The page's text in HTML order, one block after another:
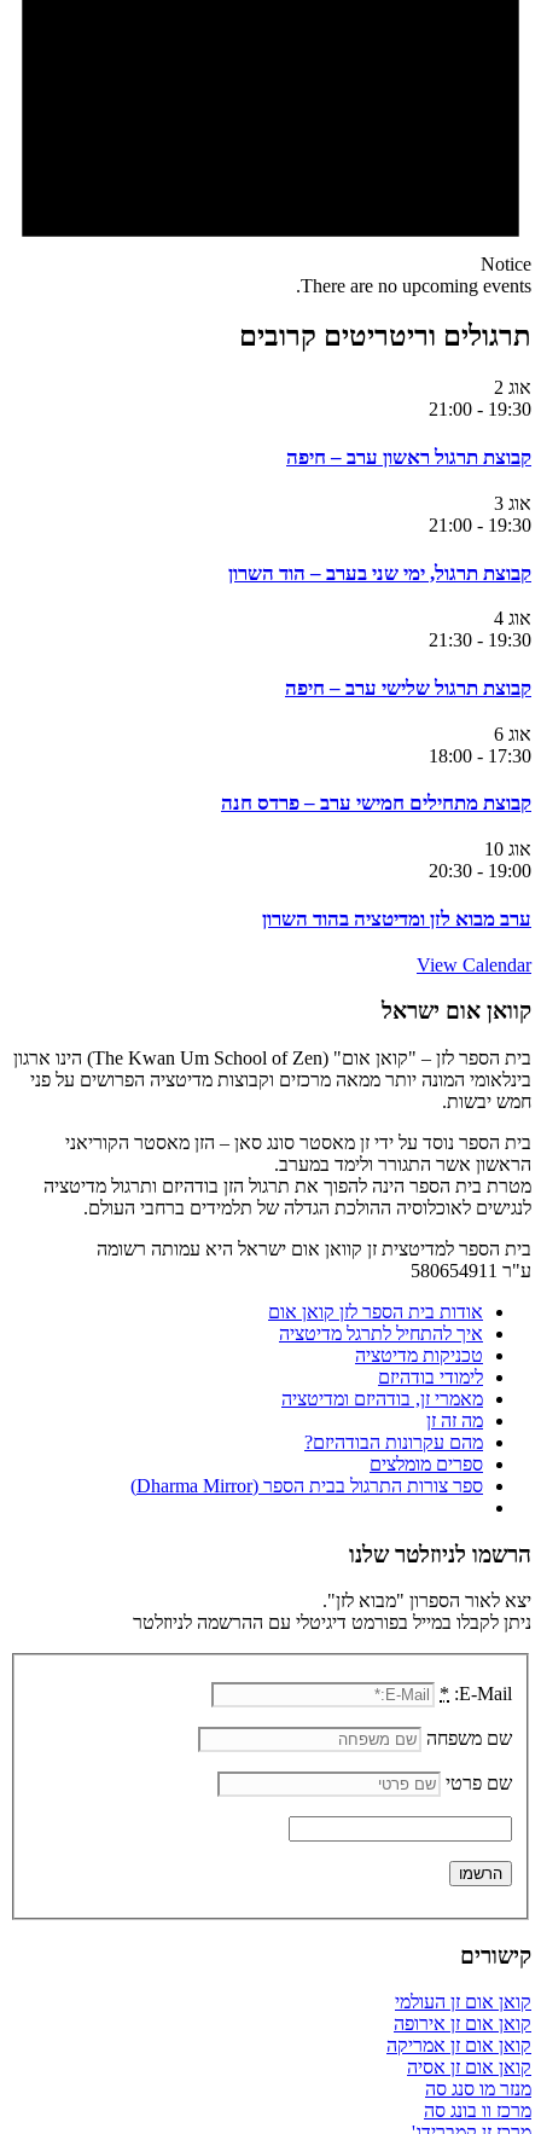
Notice
There are no upcoming events.
תרגולים וריטריטים קרובים
אוג 2
19:30
-
21:00
קבוצת תרגול ראשון ערב – חיפה
אוג 3
19:30
-
21:00
קבוצת תרגול, ימי שני בערב – הוד השרון
אוג 4
19:30
-
21:30
קבוצת תרגול שלישי ערב – חיפה
אוג 6
17:30
-
18:00
קבוצת מתחילים חמישי ערב – פרדס חנה
אוג 10
19:00
-
20:30
ערב מבוא לזן ומדיטציה בהוד השרון
View Calendar
קוואן אום ישראל
בית הספר לזן – "קואן אום" (The Kwan Um School of Zen) הינו ארגון
בינלאומי המונה יותר ממאה מרכזים וקבוצות מדיטציה הפרושים על פני
חמש יבשות.
בית הספר נוסד על ידי זן מאסטר סונג סאן – הזן מאסטר הקוריאני
הראשון אשר התגורר ולימד במערב.
מטרת בית הספר הינה להפוך את תרגול הזן בודהיזם ותרגול מדיטציה
לנגישים לאוכלוסיה ההולכת הגדלה של תלמידים ברחבי העולם.
בית הספר למדיטצית זן קוואן אום ישראל היא עמותה רשומה
ע"ר 580654911
אודות בית הספר לזן קואן אום
איך להתחיל לתרגל מדיטציה
טכניקות מדיטציה
לימודי בודהיזם
מאמרי זן, בודהיזם ומדיטציה
מה זה זן
מהם עקרונות הבודהיזם?
ספרים מומלצים
ספר צורות התרגול בבית הספר (Dharma Mirror)
הרשמו לניוזלטר שלנו
יצא לאור הספרון "מבוא לזן".
ניתן לקבלו במייל בפורמט דיגיטלי עם ההרשמה לניוזלטר
E-Mail:
*
שם משפחה
שם פרטי
קישורים
קואן אום זן העולמי
קואן אום זן אירופה
קואן אום זן אמריקה
קואן אום זן אסיה
מנזר מו סנג סה
מרכז וו בונג סה